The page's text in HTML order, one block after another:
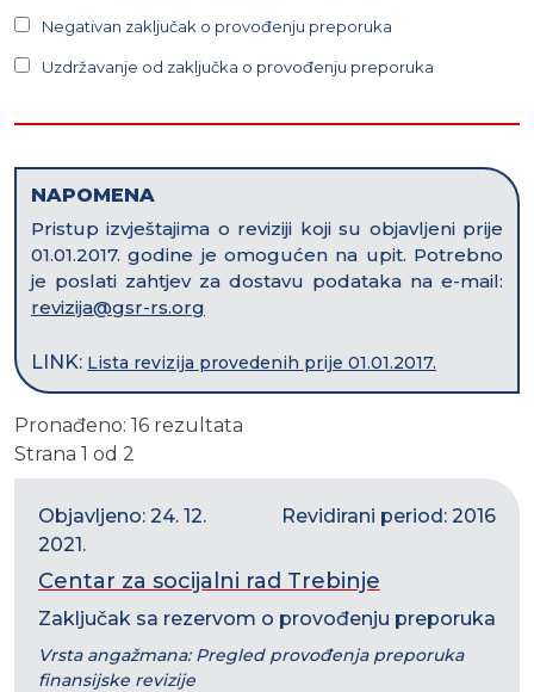
Negativan zaključak o provođenju preporuka
Uzdržavanje od zaključka o provođenju preporuka
NAPOMENA
Pristup izvještajima o reviziji koji su objavljeni prije
01.01.2017. godine je omogućen na upit. Potrebno
je poslati zahtjev za dostavu podataka na e-mail:
revizija@gsr-rs.org
LINK: Lista revizija provedenih prije 01.01.2017.
Pronađeno: 16 rezultata
Strana 1 od 2
Objavljeno: 24. 12.
2021.
Revidirani period: 2016
Centar za socijalni rad Trebinje
Zaključak sa rezervom o provođenju preporuka
Vrsta angažmana: Pregled provođenja preporuka
finansijske revizije